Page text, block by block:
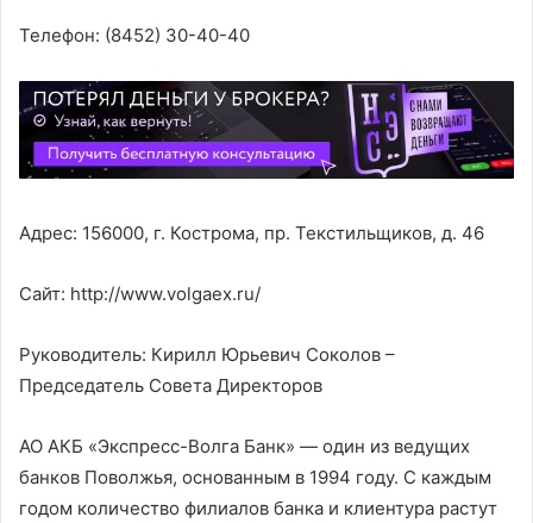
Телефон: (8452) 30-40-40
Адрес: 156000, г. Кострома, пр. Текстильщиков, д. 46
Сайт: http://www.volgaex.ru/
Руководитель: Кирилл Юрьевич Соколов –
Председатель Совета Директоров
АО АКБ «Экспресс-Волга Банк» — один из ведущих
банков Поволжья, основанным в 1994 году. С каждым
годом количество филиалов банка и клиентура растут